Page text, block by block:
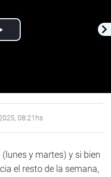
08:21hs
y martes) y si bien
el resto de la semana,